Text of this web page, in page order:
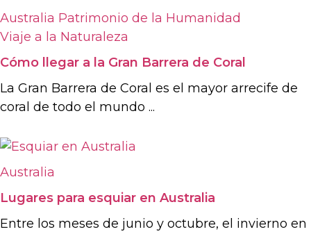
Australia Patrimonio de la Humanidad
Viaje a la Naturaleza
Cómo llegar a la Gran Barrera de Coral
La Gran Barrera de Coral es el mayor arrecife de
coral de todo el mundo ...
Australia
Lugares para esquiar en Australia
Entre los meses de junio y octubre, el invierno en